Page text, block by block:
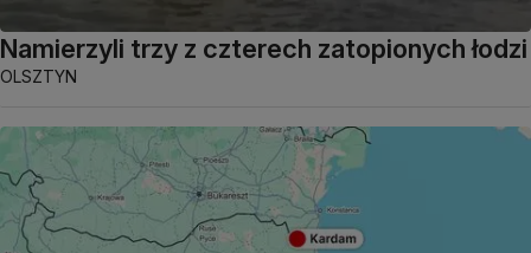
Namierzyli trzy z czterech zatopionych łodzi
OLSZTYN